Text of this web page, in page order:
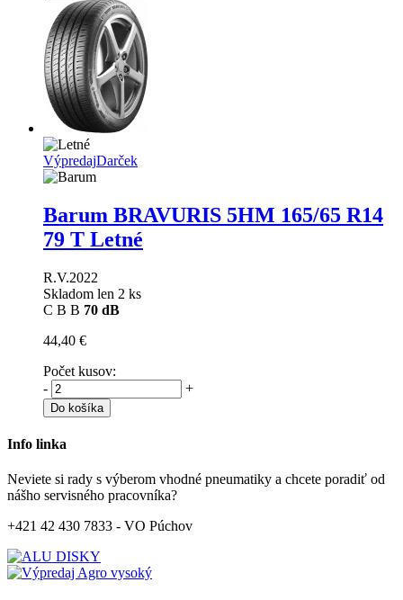
VýpredajDarček
Barum BRAVURIS 5HM 165/65 R14
79 T Letné
R.V.2022
Skladom len 2 ks
C B B 70 dB
44,40 €
Počet kusov:
-
+
Do košíka
Info linka
Neviete si rady s výberom vhodné pneumatiky a chcete poradiť od
nášho servisného pracovníka?
+421 42 430 7833 - VO Púchov